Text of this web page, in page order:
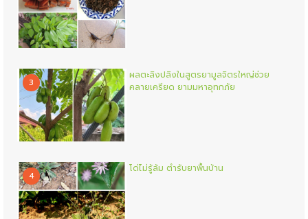
3
ผลตะลิงปลิงในสูตรยามูลจิตรใหญ่ช่วย
คลายเครียด ยามมหาอุทกภัย
4
โด่ไม่รู้ล้ม ตำรับยาพื้นบ้าน